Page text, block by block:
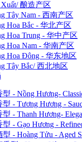
Xuất/ 酿造产区
Tây Nam - 西南产区
Hoa Bắc - 华北产区
Hoa Trung - 华中产区
Hoa Nam - 华南产区
Hoa Đông - 华东地区
Tây Bắc/ 西北地区
型 - Nồng Hương-
型 - Tương Hương -
型 - Thanh Hương-
型 - Gạo Hương -
型 - Hoàng Tửu - Aged